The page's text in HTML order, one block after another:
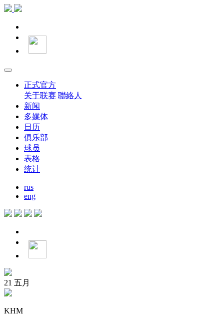
正式官方
关于联赛 聯絡人
新闻
多媒体
日历
俱乐部
球员
表格
统计
rus
eng
21 五月
KHM